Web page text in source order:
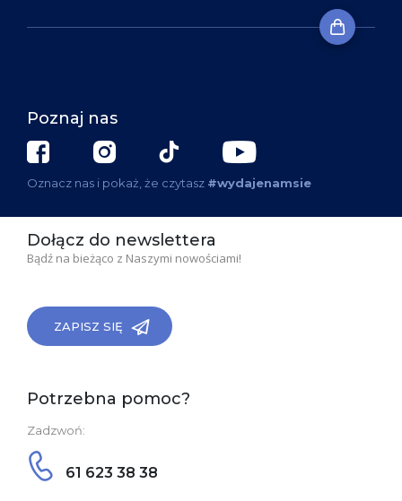
Poznaj nas
Oznacz nas i pokaż, że czytasz #wydajenamsie
Dołącz do newslettera
Bądź na bieżąco z Naszymi nowościami!
ZAPISZ SIĘ
Potrzebna pomoc?
Zadzwoń:
61 623 38 38